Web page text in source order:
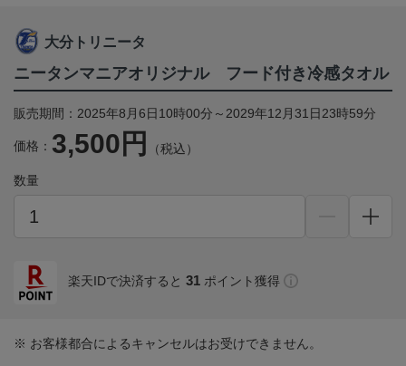
大分トリニータ
ニータンマニアオリジナル フード付き冷感タオル
販売期間：2025年8月6日10時00分～2029年12月31日23時59分
価格： 3,500円 （税込）
数量
楽天IDで決済すると 31 ポイント獲得
※ お客様都合によるキャンセルはお受けできません。